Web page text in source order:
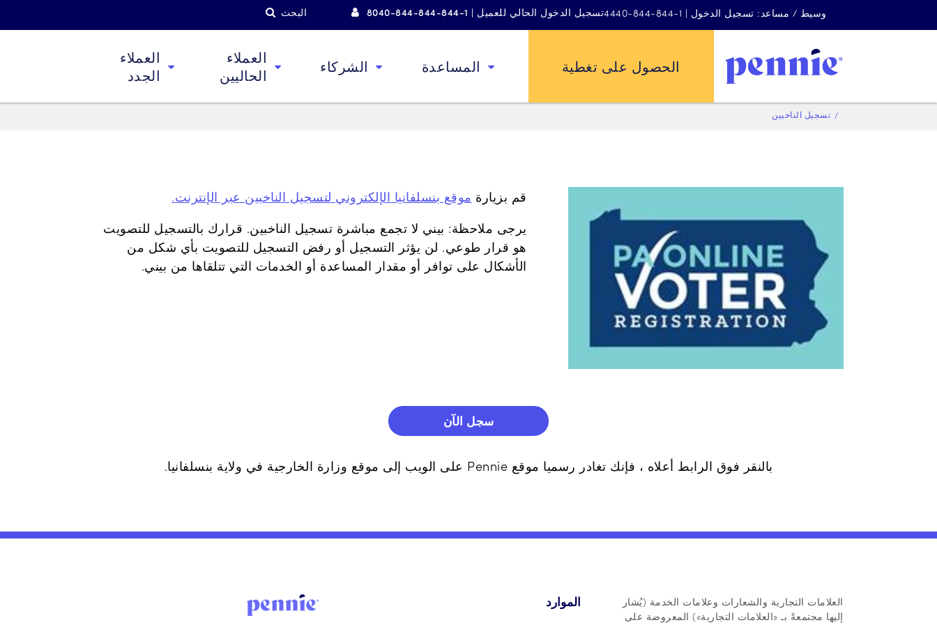
وسيط / مساعد: تسجيل الدخول | 1-844-844-4440 البحث تسجيل الدخول الحالي للعميل | 1-844-844-844-8040
العملاء
الجدد
العملاء
الحاليين
الشركاء المساعدة الحصول على تغطية
تسجيل الناخبين
قم بزيارة موقع بنسلفانيا الإلكتروني لتسجيل الناخبين عبر الإنترنت.
يرجى ملاحظة: بيني لا تجمع مباشرة تسجيل الناخبين. قرارك بالتسجيل للتصويت
هو قرار طوعي. لن يؤثر التسجيل أو رفض التسجيل للتصويت بأي شكل من
الأشكال على توافر أو مقدار المساعدة أو الخدمات التي تتلقاها من بيني.
سجل الآن
بالنقر فوق الرابط أعلاه ، فإنك تغادر رسميا موقع Pennie على الويب إلى موقع وزارة الخارجية في ولاية بنسلفانيا.
الموارد
العلامات التجارية والشعارات وعلامات الخدمة (يُشار
إليها مجتمعةً بـ «العلامات التجارية») المعروضة على